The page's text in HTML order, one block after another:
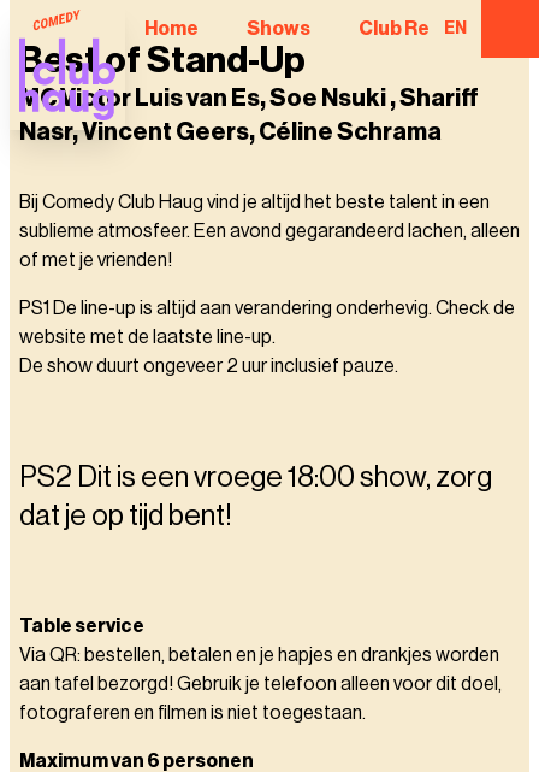
Home Shows Club Regulars
EN
Best of Stand-Up
MC Victor Luis van Es, Soe Nsuki , Shariff
Nasr, Vincent Geers, Céline Schrama
Bij Comedy Club Haug vind je altijd het beste talent in een
sublieme atmosfeer. Een avond gegarandeerd lachen, alleen
of met je vrienden!
PS1 De line-up is altijd aan verandering onderhevig. Check de
website met de laatste line-up.
De show duurt ongeveer 2 uur inclusief pauze.
PS2 Dit is een vroege 18:00 show, zorg
dat je op tijd bent!
Table service
Via QR: bestellen, betalen en je hapjes en drankjes worden
aan tafel bezorgd! Gebruik je telefoon alleen voor dit doel,
fotograferen en filmen is niet toegestaan.
Maximum van 6 personen